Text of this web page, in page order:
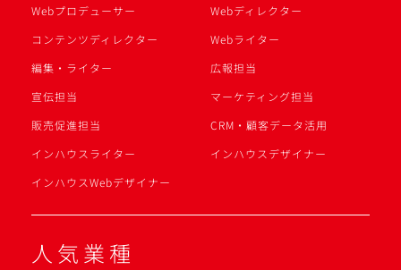
Webプロデューサー
Webディレクター
コンテンツディレクター
Webライター
編集・ライター
広報担当
宣伝担当
マーケティング担当
販売促進担当
CRM・顧客データ活用
インハウスライター
インハウスデザイナー
インハウスWebデザイナー
人気業種